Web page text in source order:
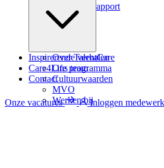
Zindicator rapport
Over TalentCare
Ons team
Cultuurwaarden
MVO
Werken bij
Inspirerende verhalen
Care4Life programma
Contact
Onze vacatures Inloggen